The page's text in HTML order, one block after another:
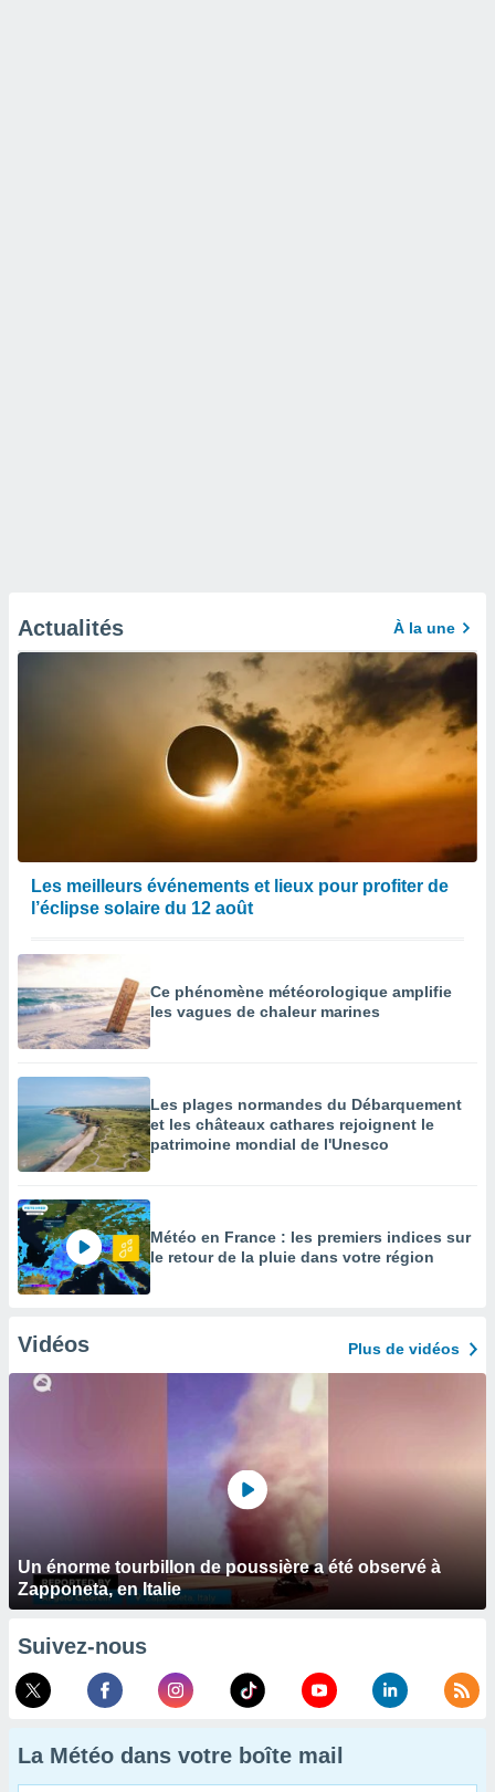
Actualités À la une
Les meilleurs événements et lieux pour profiter de
l’éclipse solaire du 12 août
Ce phénomène météorologique amplifie
les vagues de chaleur marines
Les plages normandes du Débarquement
et les châteaux cathares rejoignent le
patrimoine mondial de l'Unesco
Météo en France : les premiers indices sur
le retour de la pluie dans votre région
Vidéos Plus de vidéos
Un énorme tourbillon de poussière a été observé à
Zapponeta, en Italie
Suivez-nous
La Météo dans votre boîte mail